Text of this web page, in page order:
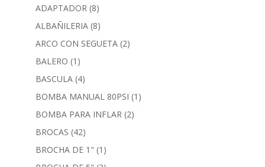
ADAPTADOR (8)
ALBAÑILERIA (8)
ARCO CON SEGUETA (2)
BALERO (1)
BASCULA (4)
BOMBA MANUAL 80PSI (1)
BOMBA PARA INFLAR (2)
BROCAS (42)
BROCHA DE 1" (1)